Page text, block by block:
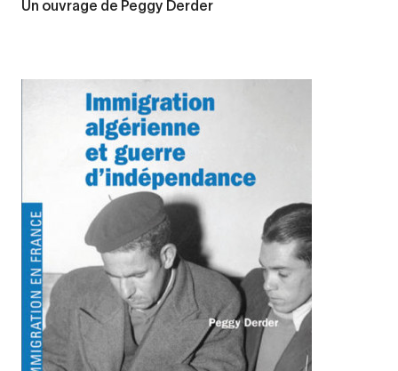
Un ouvrage de Peggy Derder